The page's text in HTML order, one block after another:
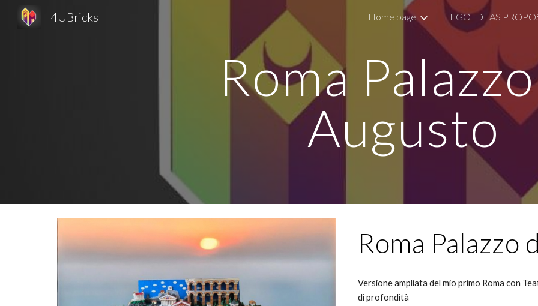
Skip to main content Skip to
4UBricks Home page LEGO IDEAS
Roma
Augusto
Roma Palazzo
Versione ampliata del mio primo Roma con
di profondità